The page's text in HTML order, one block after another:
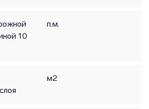
10
п.м.
м2